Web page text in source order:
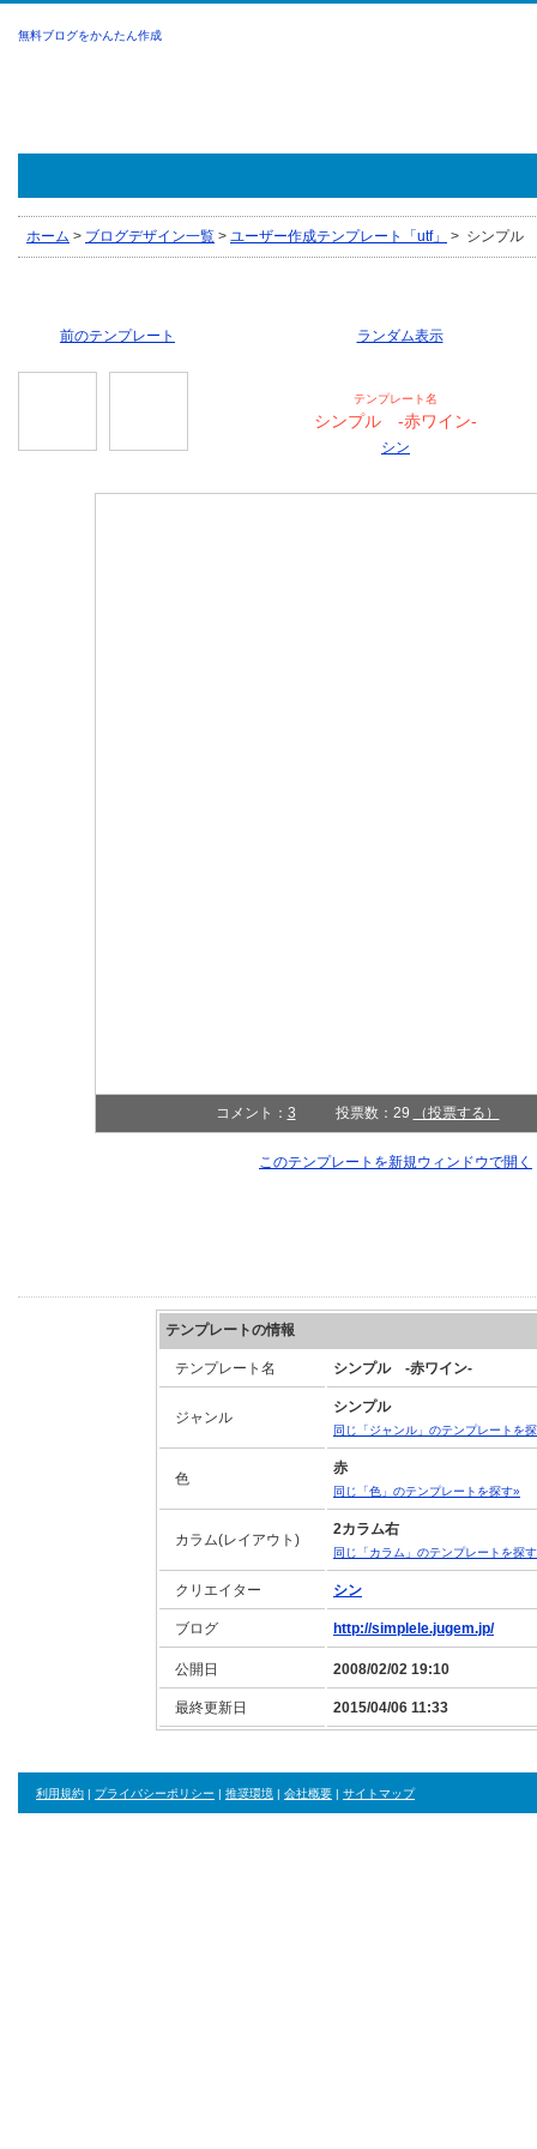
無料ブログをかんたん作成
ホーム > ブログデザイン一覧 > ユーザー作成テンプレート「utf」 > シンプル
前のテンプレート ランダム表示
テンプレート名
シンプル -赤ワイン-
シン
コメント： 3 投票数：29 （投票する）
このテンプレートを新規ウィンドウで開く
テンプレートの情報
テンプレート名 シンプル -赤ワイン-
ジャンル
シンプル
同じ「ジャンル」のテンプレートを
色
赤
同じ「色」のテンプレートを探す»
カラム(レイアウト)
2カラム右
同じ「カラム」のテンプレートを探
クリエイター シン
ブログ http://simplele.jugem.jp/
公開日 2008/02/02 19:10
最終更新日 2015/04/06 11:33
利用規約 | プライバシーポリシー | 推奨環境 | 会社概要 | サイトマップ